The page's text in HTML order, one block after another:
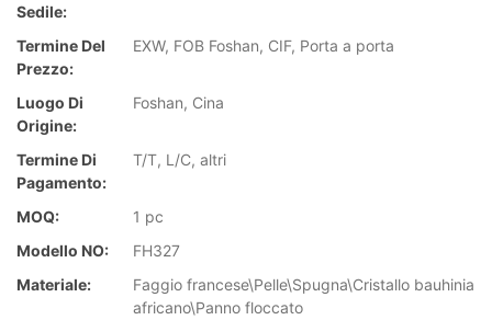
Sedile:
Termine Del
Prezzo:
EXW, FOB Foshan, CIF, Porta a porta
Luogo Di
Origine:
Foshan, Cina
Termine Di
Pagamento:
T/T, L/C, altri
MOQ:
1 pc
Modello NO:
FH327
Materiale:
Faggio francese\Pelle\Spugna\Cristallo bauhinia
africano\Panno floccato